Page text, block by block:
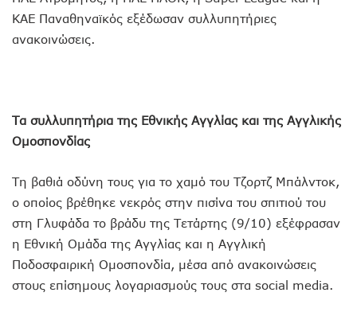
ΚΑΕ Παναθηναϊκός εξέδωσαν συλλυπητήριες
ανακοινώσεις.
Τα συλλυπητήρια της Εθνικής Αγγλίας και της Αγγλικής
Ομοσπονδίας
Τη βαθιά οδύνη τους για το χαμό του Τζορτζ Μπάλντοκ,
ο οποίος βρέθηκε νεκρός στην πισίνα του σπιτιού του
στη Γλυφάδα το βράδυ της Τετάρτης (9/10) εξέφρασαν
η Εθνική Ομάδα της Αγγλίας και η Αγγλική
Ποδοσφαιρική Ομοσπονδία, μέσα από ανακοινώσεις
στους επίσημους λογαριασμούς τους στα social media.